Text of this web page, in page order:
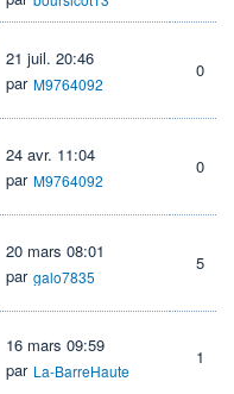
21 juil. 20:46
par M9764092
0
24 avr. 11:04
par M9764092
0
20 mars 08:01
par galo7835
5
16 mars 09:59
par La-BarreHaute
1